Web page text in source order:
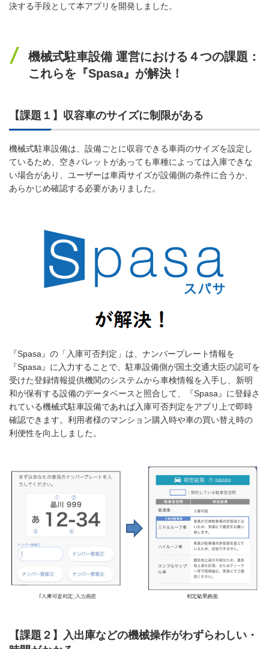
決する手段として本アプリを開発しました。
機械式駐車設備 運営における４つの課題：
これらを『Spasa』が解決！
【課題１】収容車のサイズに制限がある
機械式駐車設備は、設備ごとに収容できる車両のサイズを設定し
ているため、空きパレットがあっても車種によっては入庫できな
い場合があり、ユーザーは車両サイズが設備側の条件に合うか、
あらかじめ確認する必要がありました。
『Spasa』の「入庫可否判定」は、ナンバープレート情報を
『Spasa』に入力することで、駐車設備側が国土交通大臣の認可を
受けた登録情報提供機関のシステムから車検情報を入手し、新明
和が保有する設備のデータベースと照合して、『Spasa』に登録さ
れている機械式駐車設備であれば入庫可否判定をアプリ上で即時
確認できます。利用者様のマンション購入時や車の買い替え時の
利便性を向上しました。
【課題２】入出庫などの機械操作がわずらわしい・